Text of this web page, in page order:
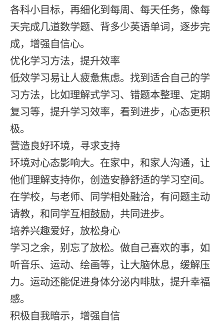
各科小目标，再细化到每周、每天任务，像每
天完成几道数学题、背多少英语单词，逐步完
成，增强自信心。
优化学习方法，提升效率
低效学习易让人疲惫焦虑。找到适合自己的学
习方法，比如理解式学习、错题本整理、定期
复习等，提升学习效率，看到进步，心态更积
极。
营造良好环境，寻求支持
环境对心态影响大。在家中，和家人沟通，让
他们理解支持你，创造安静舒适的学习空间。
在学校，与老师、同学相处融洽，有问题主动
请教，和同学互相鼓励，共同进步。
培养兴趣爱好，放松身心
学习之余，别忘了放松。做自己喜欢的事，如
听音乐、运动、绘画等，让大脑休息，缓解压
力。运动还能促进身体分泌内啡肽，提升幸福
感。
积极自我暗示，增强自信